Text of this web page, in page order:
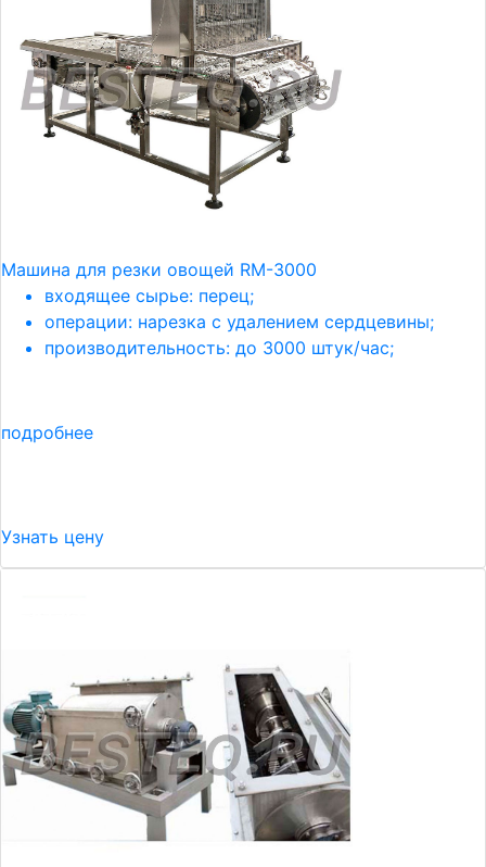
Машина для резки овощей RM-3000
входящее сырье: перец;
операции: нарезка с удалением сердцевины;
производительность: до 3000 штук/час;
подробнее
Узнать цену